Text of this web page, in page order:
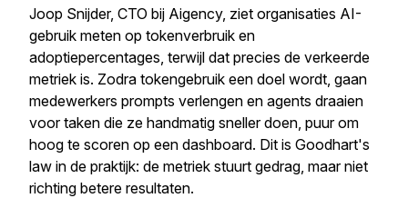
Joop Snijder, CTO bij Aigency, ziet organisaties AI-
gebruik meten op tokenverbruik en
adoptiepercentages, terwijl dat precies de verkeerde
metriek is. Zodra tokengebruik een doel wordt, gaan
medewerkers prompts verlengen en agents draaien
voor taken die ze handmatig sneller doen, puur om
hoog te scoren op een dashboard. Dit is Goodhart's
law in de praktijk: de metriek stuurt gedrag, maar niet
richting betere resultaten.